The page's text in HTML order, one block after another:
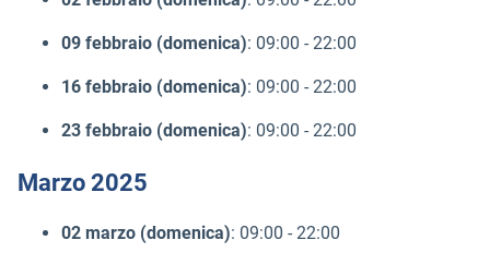
09 febbraio (domenica): 09:00 - 22:00
16 febbraio (domenica): 09:00 - 22:00
23 febbraio (domenica): 09:00 - 22:00
Marzo 2025
02 marzo (domenica): 09:00 - 22:00